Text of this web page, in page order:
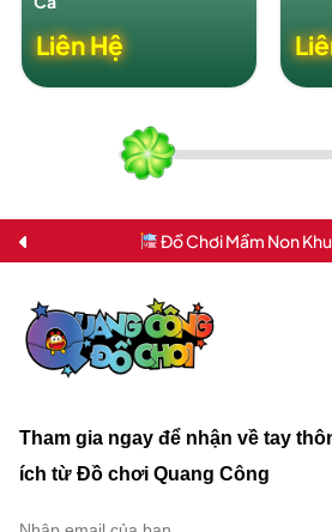
Liên Hệ
Đồ Chơi Mầm Non
Tham gia ngay để nhận về tay
ích từ Đồ chơi Quang Công